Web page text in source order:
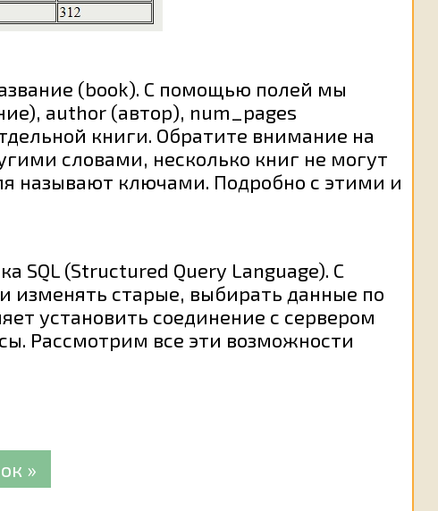
(book). С помощью полей мы
author (автор), num_pages
книги. Обратите внимание на
словами, несколько книг не могут
называют ключами. Подробно с этими и
SQL (Structured Query Language). С
старые, выбирать данные по
установить соединение с сервером
Рассмотрим все эти возможности
»